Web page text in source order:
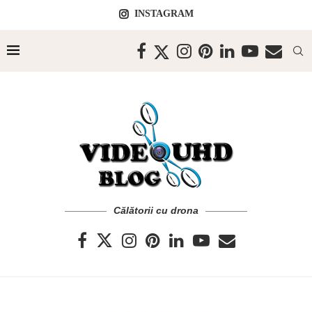
INSTAGRAM
Călătorii cu drona